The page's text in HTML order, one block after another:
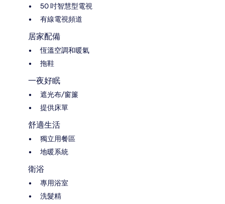
50 吋智慧型電視
有線電視頻道
居家配備
恆溫空調和暖氣
拖鞋
一夜好眠
遮光布/窗簾
提供床單
舒適生活
獨立用餐區
地暖系統
衛浴
專用浴室
洗髮精